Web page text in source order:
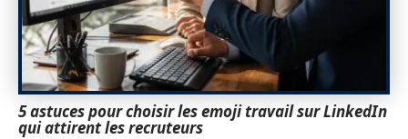
5 astuces pour choisir les emoji travail sur LinkedIn
qui attirent les recruteurs